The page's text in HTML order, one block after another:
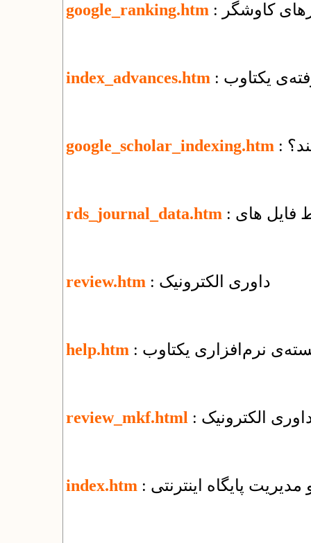
google_ranking.htm کاوشگر
index_advances.htm یکتاوب
google_scholar_indexing.htm
rds_journal_data.htm
review.htm : داوری الکترونیک
help.htm نرم‌افزاری یکتاوب
review_mkf.html الکترونیک
index.htm پایگاه اینترنتی